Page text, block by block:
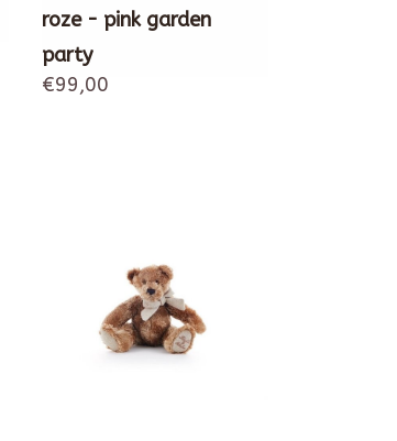
roze - pink garden
party
€99,00